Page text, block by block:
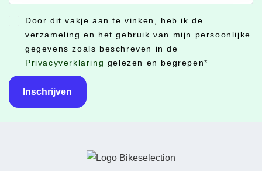
CONSENT *
Door dit vakje aan te vinken, heb ik de
verzameling en het gebruik van mijn persoonlijke
gegevens zoals beschreven in de
Privacyverklaring gelezen en begrepen*